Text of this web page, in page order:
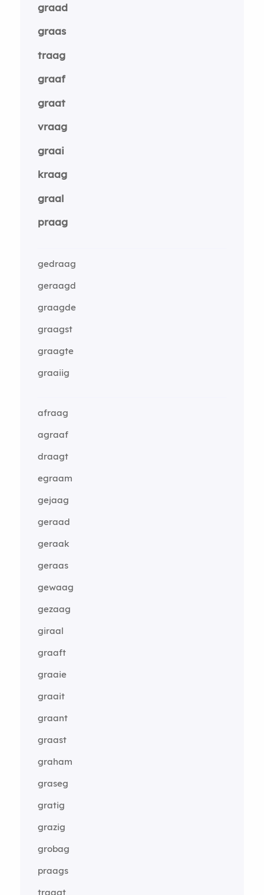
graad
graas
traag
graaf
graat
vraag
graai
kraag
graal
praag
gedraag
geraagd
graagde
graagst
graagte
graaiig
afraag
agraaf
draagt
egraam
gejaag
geraad
geraak
geraas
gewaag
gezaag
giraal
graaft
graaie
graait
graant
graast
graham
graseg
gratig
grazig
grobag
praags
traagt